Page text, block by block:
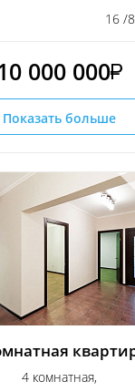
16 /
000 000
Показать больше
4 комнатная,